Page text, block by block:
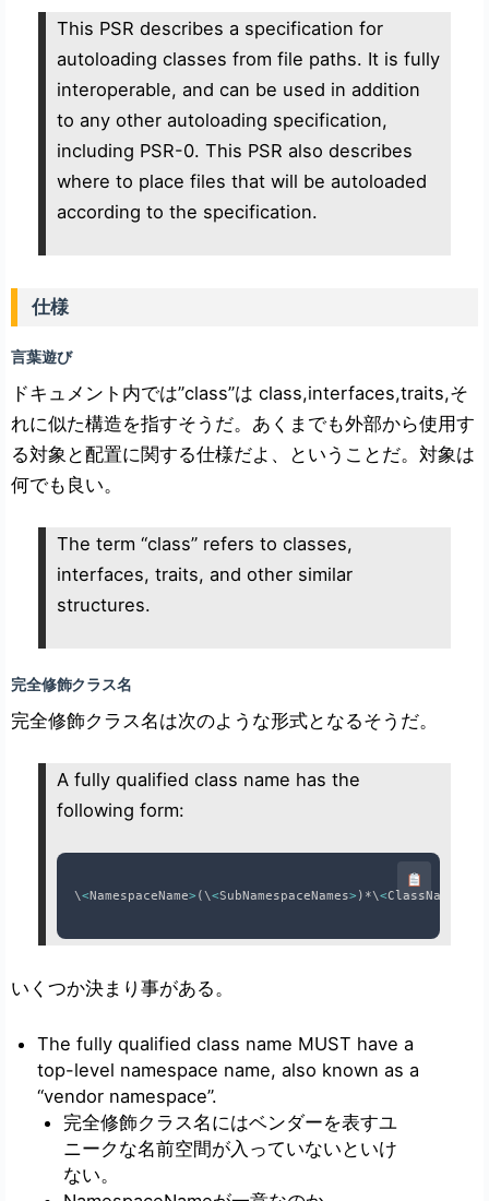
This PSR describes a specification for
autoloading classes from file paths. It is fully
interoperable, and can be used in addition
to any other autoloading specification,
including PSR-0. This PSR also describes
where to place files that will be autoloaded
according to the specification.
仕様
言葉遊び
ドキュメント内では”class”は class,interfaces,traits,そ
れに似た構造を指すそうだ。あくまでも外部から使用す
る対象と配置に関する仕様だよ、ということだ。対象は
何でも良い。
The term “class” refers to classes,
interfaces, traits, and other similar
structures.
完全修飾クラス名
完全修飾クラス名は次のような形式となるそうだ。
A fully qualified class name has the
following form:
\<NamespaceName> (\<SubNamespaceNames> ) *\<ClassName
いくつか決まり事がある。
The fully qualified class name MUST have a
top-level namespace name, also known as a
“vendor namespace”.
完全修飾クラス名にはベンダーを表すユ
ニークな名前空間が入っていないと いけ
ない。